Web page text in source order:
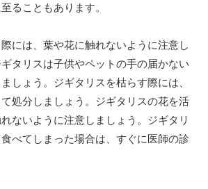
ることもあります。
には、葉や花に触れないように注意し
タリスは子供やペットの手の届かない
しょう。ジギタリスを枯らす際には、
処分しましょう。ジギタリスの花を活
ないように注意しましょう。ジギタリ
べてしまった場合は、すぐに医師の診